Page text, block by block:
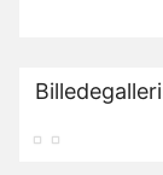
Billedegalleri